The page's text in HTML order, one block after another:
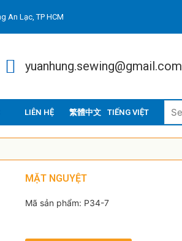
An Lạc, TP HCM
yuanhung.sewing@gmail.com
LIÊN HỆ TIẾNG VIỆT
MẶT NGUYỆT
Mã sản phẩm: P34-7